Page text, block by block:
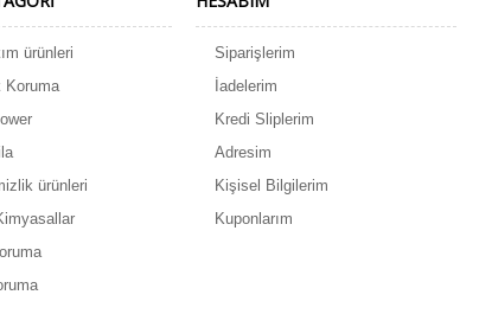
ürünleri
Koruma
ürünleri
Siparişlerim
İadelerim
Kredi Sliplerim
Adresim
Kişisel Bilgilerim
Kuponlarım